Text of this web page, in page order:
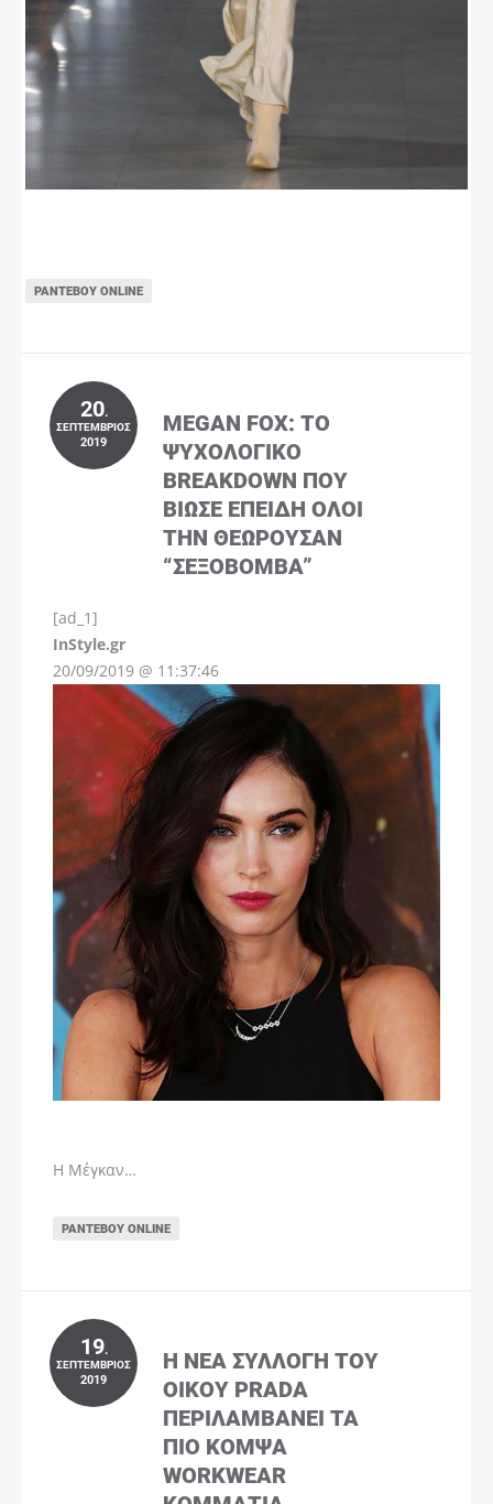
ΡΑΝΤΕΒΟΎ ONLINE
20.
ΣΕΠΤΈΜΒΡΙΟΣ
2019
MEGAN FOX: ΤΟ
ΨΥΧΟΛΟΓΙΚΌ
BREAKDOWN ΠΟΥ
ΒΊΩΣΕ ΕΠΕΙΔΉ ΌΛΟΙ
ΤΗΝ ΘΕΩΡΟΎΣΑΝ
“ΣΕΞΟΒΌΜΒΑ”
[ad_1]
InStyle.gr
20/09/2019 @ 11:37:46
Η Μέγκαν…
ΡΑΝΤΕΒΟΎ ONLINE
19.
ΣΕΠΤΈΜΒΡΙΟΣ
2019
Η ΝΈΑ ΣΥΛΛΟΓΉ ΤΟΥ
ΟΊΚΟΥ PRADA
ΠΕΡΙΛΑΜΒΆΝΕΙ ΤΑ
ΠΙΟ ΚΟΜΨΆ
WORKWEAR